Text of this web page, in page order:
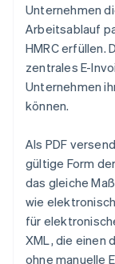
Unternehmen
Arbeitsablauf
HMRC erfüllen.
zentrales E-
Unternehmen
können.
Als PDF
gültige Form
das gleiche
wie
für
XML, die einen
ohne manuelle